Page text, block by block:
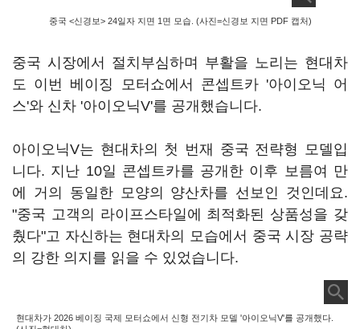
중국 <신경보> 24일자 지면 1면 모습. (사진=신경보 지면 PDF 캡처)
중국 시장에서 절치부심하며 부활을 노리는 현대차
도 이번 베이징 모터쇼에서 콘셉트카 '아이오닉 어
스'와 신차 '아이오닉V'를 공개했습니다.
아이오닉V는 현대차의 첫 번재 중국 전략형 모델입
니다. 지난 10일 콘셉트카를 공개한 이후 보름여 만
에 거의 동일한 모양의 양산차를 선보인 것인데요.
"중국 고객의 라이프스타일에 최적화된 상품성을 갖
췄다"고 자신하는 현대차의 모습에서 중국 시장 공략
의 강한 의지를 읽을 수 있었습니다.
현대차가 2026 베이징 국제 모터쇼에서 신형 전기차 모델 '아이오닉V'를 공개했다.